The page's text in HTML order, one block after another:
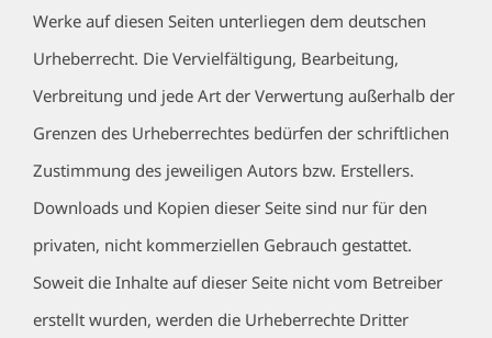
Werke auf diesen Seiten unterliegen dem deutschen
Urheberrecht. Die Vervielfältigung, Bearbeitung,
Verbreitung und jede Art der Verwertung außerhalb der
Grenzen des Urheberrechtes bedürfen der schriftlichen
Zustimmung des jeweiligen Autors bzw. Erstellers.
Downloads und Kopien dieser Seite sind nur für den
privaten, nicht kommerziellen Gebrauch gestattet.
Soweit die Inhalte auf dieser Seite nicht vom Betreiber
erstellt wurden, werden die Urheberrechte Dritter